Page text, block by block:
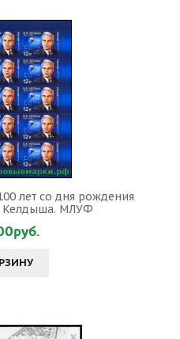
лет со дня рождения
Келдыша. МЛУФ